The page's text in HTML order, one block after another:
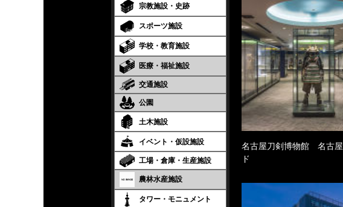
宗教施設・史跡
スポーツ施設
学校・教育施設
医療・福祉施設
交通施設
公園
土木施設
イベント・仮設施設
工場・倉庫・生産施設
農林水産施設
タワー・モニュメント
名古屋刀剣博物館 名古
ド